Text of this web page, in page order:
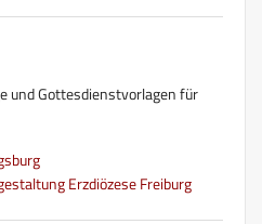
und Gottesdienstvorlagen für
Erzdiözese Freiburg